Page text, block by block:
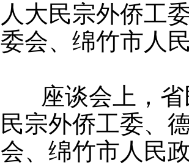
人大民宗外侨工
委会、绵竹市人
座谈会上，省
民宗外侨工委、
会、绵竹市人民